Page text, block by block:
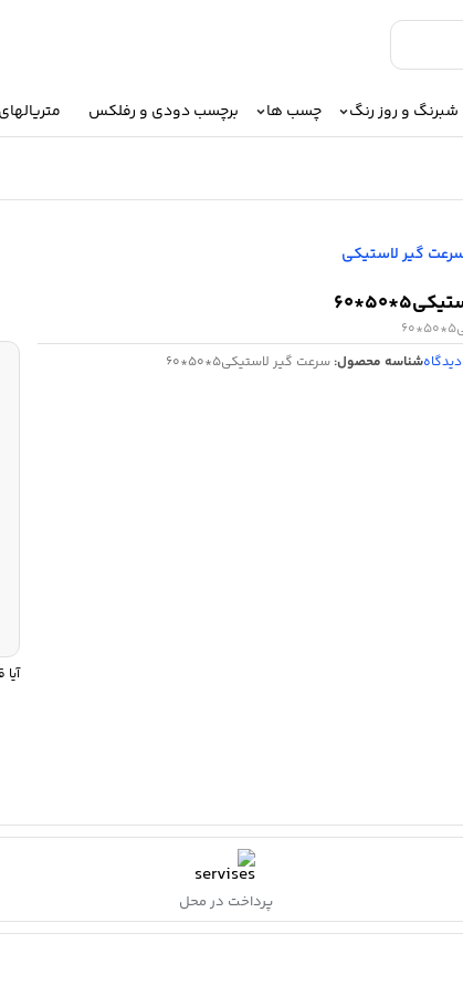
شبرنگ و روز رنگ چسب ها برچسب دودی و رفلکس
گیر لاستیکی
دیدگاهشناسه محصول:سرعت گیر لاستیکی5*50*60
پرداخت در محل